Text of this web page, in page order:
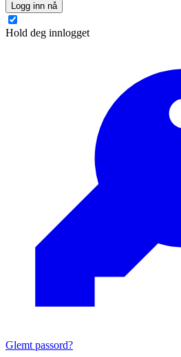
Logg inn nå
Hold deg innlogget
Glemt passord?